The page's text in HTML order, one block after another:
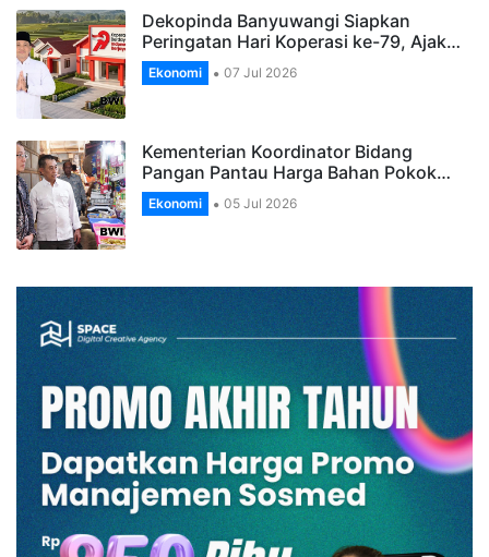
Dekopinda Banyuwangi Siapkan
Peringatan Hari Koperasi ke-79, Ajak…
Ekonomi 07 Jul 2026
Kementerian Koordinator Bidang
Pangan Pantau Harga Bahan Pokok…
Ekonomi 05 Jul 2026